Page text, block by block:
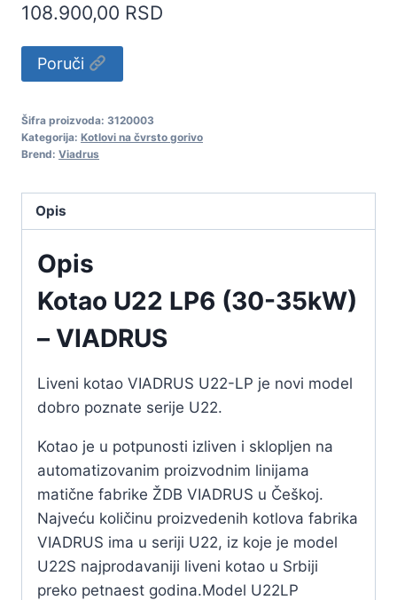
108.900,00 RSD
Poruči
Šifra proizvoda: 3120003
Kategorija: Kotlovi na čvrsto gorivo
Brend: Viadrus
Opis
Opis
Kotao U22 LP6 (30-35kW)
– VIADRUS
Liveni kotao VIADRUS U22-LP je novi model
dobro poznate serije U22.
Kotao je u potpunosti izliven i sklopljen na
automatizovanim proizvodnim linijama
matične fabrike ŽDB VIADRUS u Češkoj.
Najveću količinu proizvedenih kotlova fabrika
VIADRUS ima u seriji U22, iz koje je model
U22S najprodavaniji liveni kotao u Srbiji
preko petnaest godina.Model U22LP